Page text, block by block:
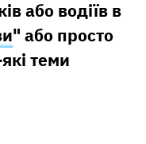
або водіїв в
" або просто
теми